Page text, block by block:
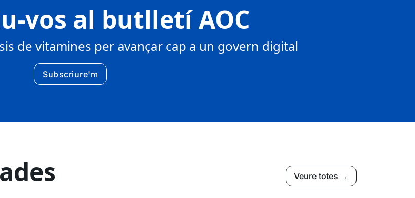
vos al butlletí AOC
de vitamines per avançar cap a un govern digital
Subscriure'm
Veure totes →